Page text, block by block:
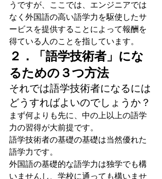
うですが、ここでは、エンジニアでは
なく外国語の高い語学力を駆使したサ
ービスを提供することによって報酬を
得ている人のことを指しています。
２．「語学技術者」にな
るための３つ方法
それでは語学技術者になるには
どうすればよいのでしょうか？
まず何よりも先に、中の上以上の語学
力の習得が大前提です。
語学技術者の基礎の基礎は当然優れた
語学力です。
外国語の基礎的な語学力は独学でも構
いませんし、学校に通っても構いませ